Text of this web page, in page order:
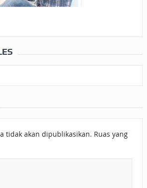
tidak akan dipublikasikan. Ruas yang